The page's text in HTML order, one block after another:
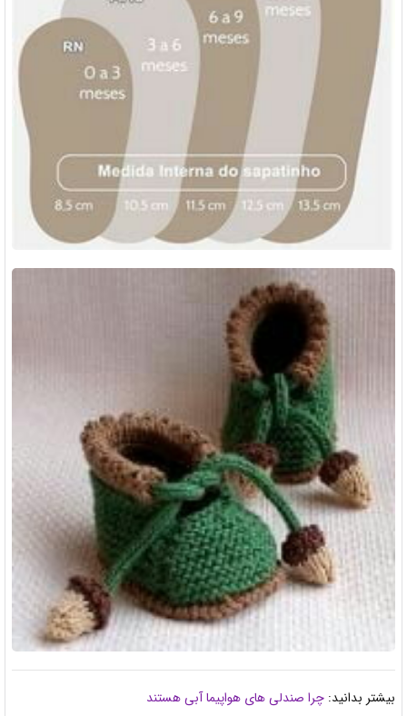
بیشتر بدانید: چرا صندلی های هواپیما آبی هستند